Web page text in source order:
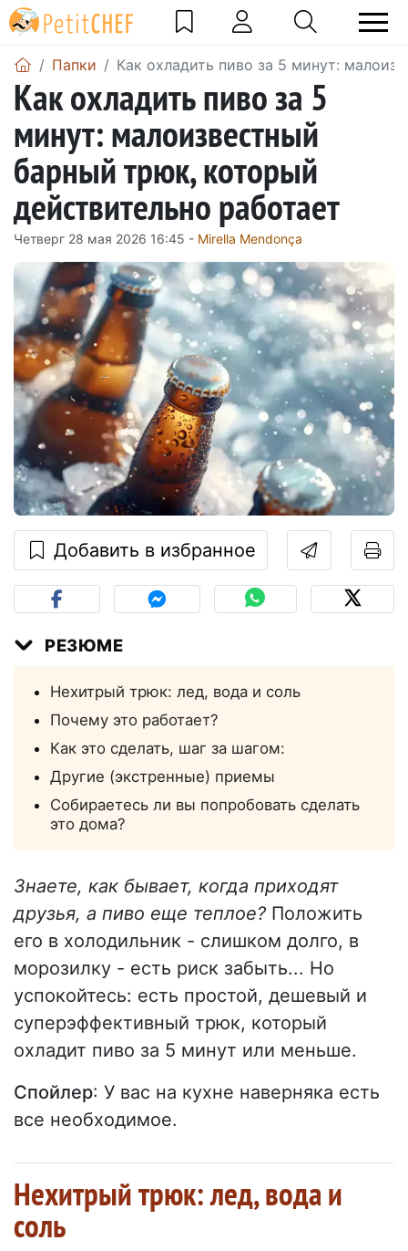
Папки Как охладить пиво за 5 минут:
Как охладить пиво за 5
минут: малоизвестный
барный трюк, который
действительно работает
Четверг 28 мая 2026 16:45 - Mirella Mendonça
Добавить в избранное
РЕЗЮМЕ
Нехитрый трюк: лед, вода и соль
Почему это работает?
Как это сделать, шаг за шагом:
Другие (экстренные) приемы
Собираетесь ли вы попробовать сделать
это дома?
Знаете, как бывает, когда приходят
друзья, а пиво еще теплое? Положить
его в холодильник - слишком долго, в
морозилку - есть риск забыть... Но
успокойтесь: есть простой, дешевый и
суперэффективный трюк, который
охладит пиво за 5 минут или меньше.
Спойлер: У вас на кухне наверняка есть
все необходимое.
Нехитрый трюк: лед, вода и
соль